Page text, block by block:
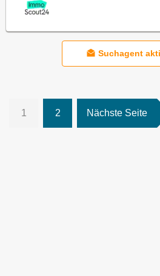
Suchagent
1 2 Nächste Seite